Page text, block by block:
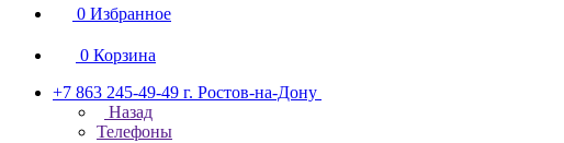
0 Избранное
0 Корзина
+7 863 245-49-49 г. Ростов-на-Дону
Назад
Телефоны